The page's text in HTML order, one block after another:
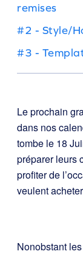
remises
#2 - Style/
#3 -
Le prochain
dans nos
tombe le 18
préparer leurs
profiter de
veulent
Nonobstant